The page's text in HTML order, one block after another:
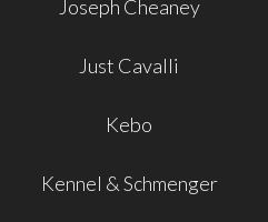
Joseph Cheaney
Just Cavalli
Kebo
Kennel & Schmenger